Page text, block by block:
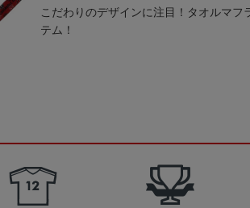
こだわりのデザインに注目！タオルマフ
テム！